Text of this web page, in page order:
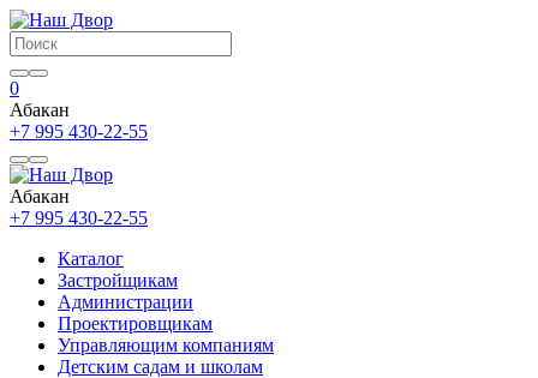
0
Абакан
+7 995 430-22-55
Абакан
+7 995 430-22-55
Каталог
Застройщикам
Администрации
Проектировщикам
Управляющим компаниям
Детским садам и школам